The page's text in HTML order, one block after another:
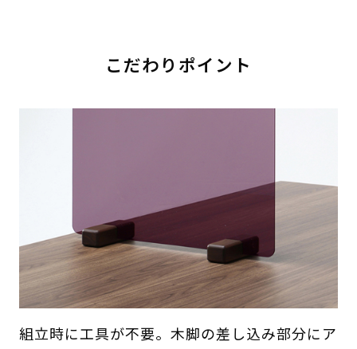
こだわりポイント
組立時に工具が不要。木脚の差し込み部分にア